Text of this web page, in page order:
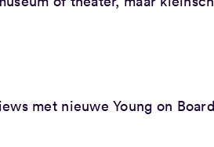
met nieuwe Young on